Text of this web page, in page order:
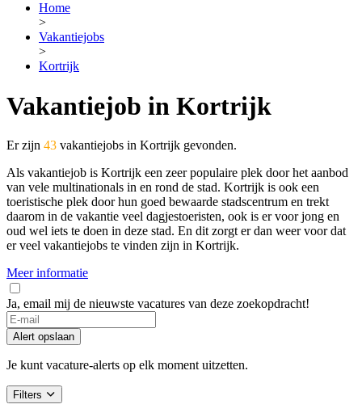
Home
>
Vakantiejobs
>
Kortrijk
Vakantiejob in Kortrijk
Er zijn 43 vakantiejobs in Kortrijk gevonden.
Als vakantiejob is Kortrijk een zeer populaire plek door het aanbod
van vele multinationals in en rond de stad. Kortrijk is ook een
toeristische plek door hun goed bewaarde stadscentrum en trekt
daarom in de vakantie veel dagjestoeristen, ook is er voor jong en
oud wel iets te doen in deze stad. En dit zorgt er dan weer voor dat
er veel vakantiejobs te vinden zijn in Kortrijk.
Meer informatie
Ja, email mij de nieuwste vacatures van deze zoekopdracht!
Alert opslaan
Je kunt vacature-alerts op elk moment uitzetten.
Filters